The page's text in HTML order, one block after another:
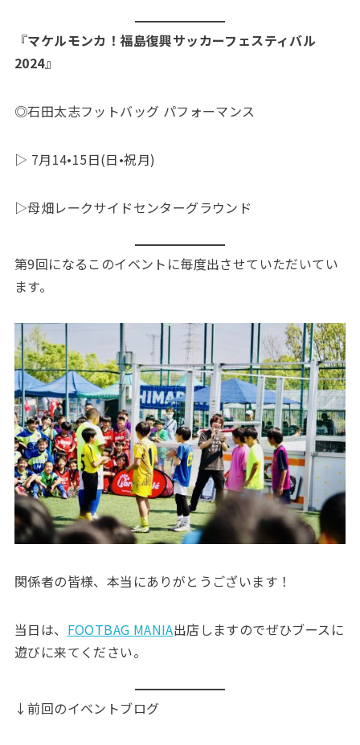
『マケルモンカ！福島復興サッカーフェスティバル
2024』
◎石田太志フットバッグ パフォーマンス
▷ 7月14•15日(日•祝月)
▷母畑レークサイドセンターグラウンド
第9回になるこのイベントに毎度出させていただいてい
ます。
関係者の皆様、本当にありがとうございます！
当日は、 FOOTBAG MANIA出店しますのでぜひブースに
遊びに来てください。
↓前回のイベントブログ